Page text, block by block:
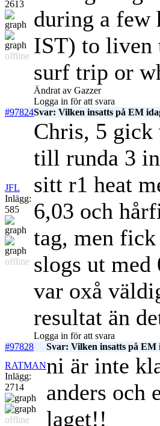
2613
offline
during a few
IST) to liven
surf trip or
Ändrat av Gazzer
Logga in för att svara
#97824Svar: Vilken insatts på EM
JFL
Inlägg:
585
offline
Chris, 5 gick
till runda 3
sitt r1 heat
6,03 och
tag, men
slogs ut
var oxå
resultat än
Logga in för att svara
#97828
Svar: Vilken insatts på EM
RATMAN
Inlägg:
2714
offline
ni är inte
anders
laget!!